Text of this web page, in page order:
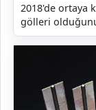
2018'de ortaya
gölleri
Express adlı bir